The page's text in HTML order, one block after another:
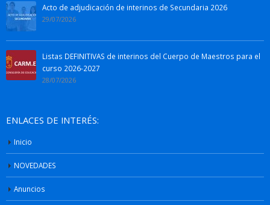
Acto de adjudicación de interinos de Secundaria 2026
29/07/2026
Listas DEFINITIVAS de interinos del Cuerpo de Maestros para el
curso 2026-2027
28/07/2026
ENLACES DE INTERÉS:
Inicio
NOVEDADES
Anuncios